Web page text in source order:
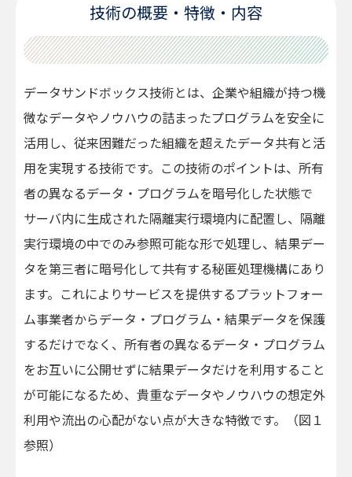
技術の概要・特徴・内容
データサンドボックス技術とは、企業や組織が持つ機
微なデータやノウハウの詰まったプログラムを安全に
活用し、従来困難だった組織を超えたデータ共有と活
用を実現する技術です。この技術のポイントは、所有
者の異なるデータ・プログラムを暗号化した状態で
サーバ内に生成された隔離実行環境内に配置し、隔離
実行環境の中でのみ参照可能な形で処理し、結果デー
タを第三者に暗号化して共有する秘匿処理機構にあり
ます。これによりサービスを提供するプラットフォー
ム事業者からデータ・プログラム・結果データを保護
するだけでなく、所有者の異なるデータ・プログラム
をお互いに公開せずに結果データだけを利用すること
が可能になるため、貴重なデータやノウハウの想定外
利用や流出の心配がない点が大きな特徴です。（図１
参照）